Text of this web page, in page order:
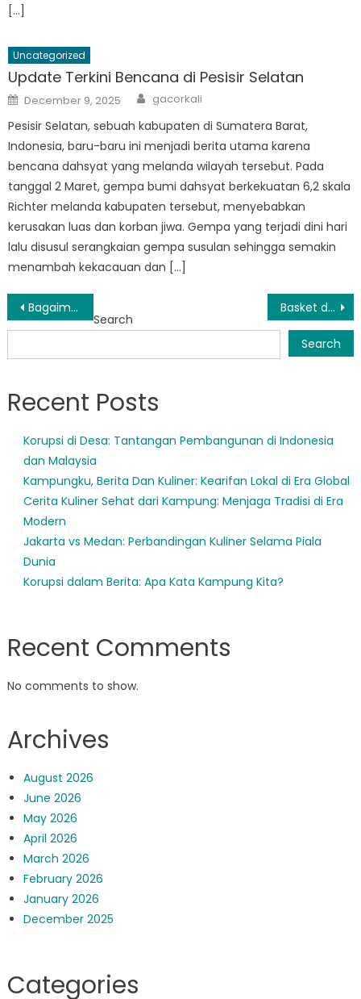
[…]
Uncategorized
Update Terkini Bencana di Pesisir Selatan
Posted
on
December 9, 2025 Author
gacorkali
Pesisir Selatan, sebuah kabupaten di Sumatera Barat,
Indonesia, baru-baru ini menjadi berita utama karena
bencana dahsyat yang melanda wilayah tersebut. Pada
tanggal 2 Maret, gempa bumi dahsyat berkekuatan 6,2 skala
Richter melanda kabupaten tersebut, menyebabkan
kerusakan luas dan korban jiwa. Gempa yang terjadi dini hari
lalu disusul serangkaian gempa susulan sehingga semakin
menambah kekacauan dan […]
Post
navigation
Bagaimana BPBD Silaut Meningkatkan Ketahanan Bencana di Indonesia Basket dan Sepak Bola: Menggali Potensi Olahraga di Kampung Indonesia
Search
Search
Recent Posts
Korupsi di Desa: Tantangan Pembangunan di Indonesia
dan Malaysia
Kampungku, Berita Dan Kuliner: Kearifan Lokal di Era Global
Cerita Kuliner Sehat dari Kampung: Menjaga Tradisi di Era
Modern
Jakarta vs Medan: Perbandingan Kuliner Selama Piala
Dunia
Korupsi dalam Berita: Apa Kata Kampung Kita?
Recent Comments
No comments to show.
Archives
August 2026
June 2026
May 2026
April 2026
March 2026
February 2026
January 2026
December 2025
Categories